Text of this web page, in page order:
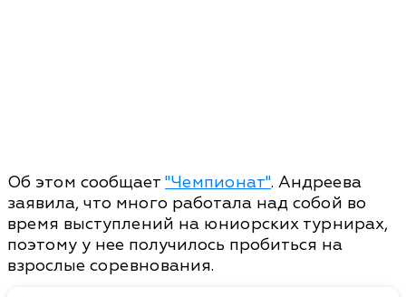
Об этом сообщает "Чемпионат". Андреева
заявила, что много работала над собой во
время выступлений на юниорских турнирах,
поэтому у нее получилось пробиться на
взрослые соревнования.